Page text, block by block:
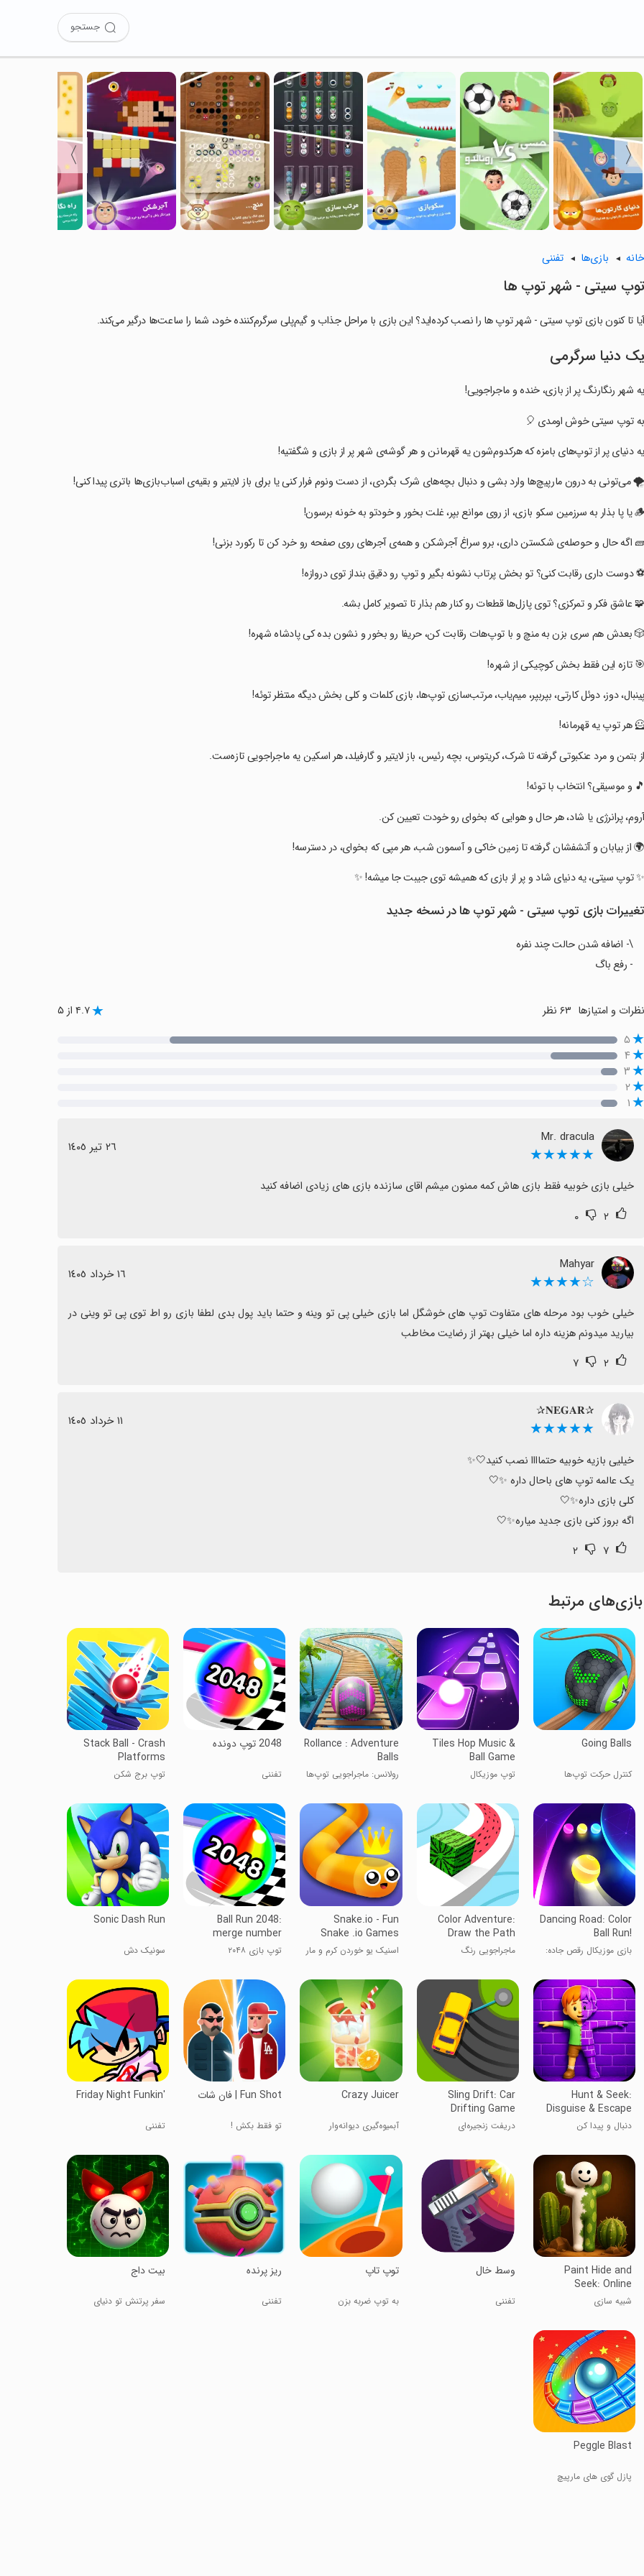
جستجو
〈
〉
خانه بازی‌ها تفننی
‏‏‏‏توپ سیتی - شهر توپ ها
آیا تا کنون بازی ‏‏‏‏توپ سیتی - شهر توپ ها را نصب کرده‌اید؟ این بازی با مراحل جذاب و گیم‌پلی سرگرم‌کننده خود، شما را ساعت‌ها درگیر می‌کند.
یک دنیا سرگرمی
‏‏‏‏یه شهر رنگارنگ پر از بازی، خنده و ماجراجویی!
‏‏‏‏به توپ سیتی خوش اومدی 🎈
‏‏‏‏یه دنیای پر از توپ‌های بامزه که هرکدوم‌شون یه قهرمانن و هر گوشه‌ی شهر پر از بازی و شگفتیه!
‏‏‏‏🌪️ می‌تونی به درون مارپیچ‌ها وارد بشی و دنبال بچه‌های شرک بگردی، از دست ونوم فرار کنی یا برای باز لایتیر و بقیه‌ی اسباب‌بازی‌ها باتری پیدا کنی!
‏‏‏‏🧱 اگه حال و حوصله‌ی شکستن داری، برو سراغ آجرشکن و همه‌ی آجرهای روی صفحه رو خرد کن تا رکورد بزنی!
‏‏‏‏⚽ دوست داری رقابت کنی؟ تو بخش پرتاب نشونه بگیر و توپ رو دقیق بنداز توی دروازه!
‏‏‏‏🧩 عاشق فکر و تمرکزی؟ توی پازل‌ها قطعات رو کنار هم بذار تا تصویر کامل بشه.
‏‏‏‏🎲 بعدش هم سری بزن به منچ و با توپ‌هات رقابت کن، حریفا رو بخور و نشون بده کی پادشاه شهره!
‏‏‏‏🎯 تازه این فقط بخش کوچیکی از شهره!
‏‏‏‏پینبال، دوز، دوئل کارتی، بپر‌بپر، میم‌یاب، مرتب‌سازی توپ‌ها، بازی کلمات و کلی بخش دیگه منتظر توئه!
‏‏‏‏🦸 هر توپ یه قهرمانه!
‏‏‏‏از بتمن و مرد عنکبوتی گرفته تا شرک، کریتوس، بچه رئیس، باز لایتیر و گارفیلد، هر اسکین یه ماجراجویی تازه‌ست.
‏‏‏‏🎵 و موسیقی؟ انتخاب با توئه!
‏‏‏‏آروم، پرانرژی یا شاد، هر حال و هوایی که بخوای رو خودت تعیین کن.
‏‏‏‏🌍 از بیابان و آتشفشان گرفته تا زمین خاکی و آسمون شب، هر مپی که بخوای، در دسترسه!
‏‏‏‏✨ توپ سیتی، یه دنیای شاد و پر از بازی که همیشه توی جیبت جا میشه! ✨
تغییرات بازی ‏‏‏‏توپ سیتی - شهر توپ ها در نسخه جدید
\- اضافه شدن حالت چند نفره
- رفع باگ
نظرات و امتیازها ۴.۷ از ۵
۵
۴
۳
۲
۱
Mr. dracula
★★★★★ ٢٦ تیر ١٤٠٥
خیلی بازی خوبیه فقط بازی هاش کمه ممنون میشم اقای سازنده بازی های زیادی اضافه کنید
۲ ۰
Mahyar
☆★★★★ ١٦ خرداد ١٤٠٥
بیارید میدونم هزینه داره اما خیلی بهتر از رضایت مخاطب
۲ ۷
✰𝐍𝐄𝐆𝐀𝐑✰
★★★★★ ١١ خرداد ١٤٠٥
اگه بروز کنی بازی جدید میاره✨🤍
۷ ۲
بازی‌های مرتبط
Going Balls
کنترل حرکت توپ‌ها
Tiles Hop Music &
Ball Game
توپ موزیکال
Rollance : Adventure
Balls
رولانس: ماجراجویی توپ‌ها تفننی
Stack Ball - Crash
Platforms
توپ برج شکن
Dancing Road: Color
Ball Run!
بازی موزیکال رقص جاده:
Color Adventure:
Draw the Path
ماجراجویی رنگ
Snake.io - Fun
Snake .io Games
اسنیک یو خوردن کرم و مار
Ball Run 2048:
merge number
توپ بازی ۲۰۴۸
Sonic Dash Run
سونیک دش
Hunt & Seek:
Disguise & Escape
دنبال و پیدا کن
Sling Drift: Car
Drifting Game
دریفت زنجیره‌ای
Crazy Juicer
آبمیوه‌گیری دیوانه‌وار تو فقط بکش !
Friday Night Funkin'
تفننی
Paint Hide and
Seek: Online
شبیه سازی
‏‏‏وسط خال
تفننی
‏‏‏توپ تاپ
به توپ ضربه بزن
‏ریز پرنده
تفننی
‏‏‏‏‏بیت داج
سفر پرتنش تو دنیای
Peggle Blast
پازل گوی های مارپیچ